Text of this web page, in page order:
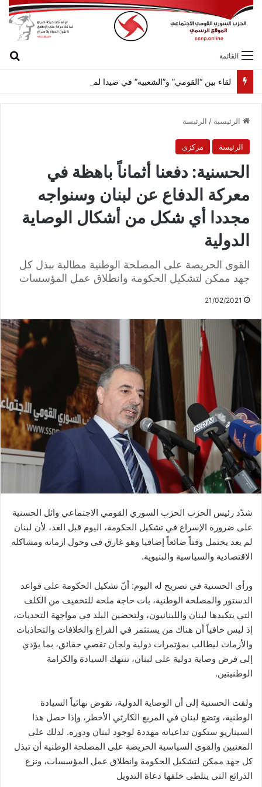
القائمة
الرئيسية / الرئيسة
الرئيسة مركزي
الحسنية: دفعنا أثماناً باهظة في
معركة الدفاع عن لبنان وسنواجه
مجددا أي شكل من أشكال الوصاية
الدولية
القوى الحريصة على المصلحة الوطنية مطالبة ببذل كل
جهد ممكن لتشكيل الحكومة وانطلاق عمل المؤسسات
21/02/2021
شدّد رئيس الحزب الحزب السوري القومي الاجتماعي وائل الحسنية
على ضرورة الإسراع في تشكيل الحكومة، اليوم قبل الغد، لأن لبنان
لم يعد يحتمل وقتاً ضائعاً إضافيا وهو غارق في وحول ازماته ومشاكله
الاقتصادية والسياسية والبنيوية.
ورأى الحسنية في تصريح له اليوم: أنّ تشكيل الحكومة على قواعد
الدستور والمصلحة الوطنية، بات حاجة ملحة للتخفيف من الكلف
التي يتكبدها لبنان واللبنانيون، ولتحصين البلد في مواجهة التحديات،
إذ ليس خافياً أن هناك من يستثمر في الفراغ والخلافات والتحاذبات
والأزمات ليطالب بمؤتمرات دولية ولجان تقصي حقائق، بما يؤدي
إلى فرض وصاية دولية على لبنان، تنتهك السيادة والكرامة
الوطنيتين.
ولفت الحسنية إلى أن الوصاية الدولية، تقوض نهائياً السيادة
الوطنية، وتضع لبنان في المربع الكارثي الأخطر، وإذا حصل هذا
السيناريو ستكون تداعياته مهددة لوجود لبنان ودوره. لذلك على
المعنيين والقوى السياسية الحريصة على المصلحة الوطنية أن تبذل
كل جهد ممكن لتشكيل الحكومة وانطلاق عمل المؤسسات، ونزع
الذرائع التي يتلطى خلفها دعاة التدويل